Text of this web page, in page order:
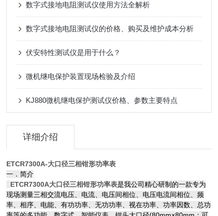
数字式接地电阻测试仪使用方法全解析
数字式接地电阻测试仪的价格、购买及维护成本分析
伏安特性测试仪是用于什么？
微机继电保护装置现场检验及介绍
KJ880微机继电保护测试仪价格、参数主要特点
详细介绍
ETCR7300A-大口径三相钳形功率表
一．简介
ETCR7300A大口径三相钳形功率表是我公司精心研制的一款专为
现场测量三相交流电压、电流、电压间相位、电压电流间相位、频
率、相序、电能、有功功率、无功功率、视在功率、功率因数、总功